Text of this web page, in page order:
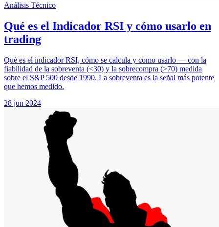
Análisis Técnico
Qué es el Indicador RSI y cómo usarlo en
trading
Qué es el indicador RSI, cómo se calcula y cómo usarlo — con la
fiabilidad de la sobreventa (<30) y la sobrecompra (>70) medida
sobre el S&P 500 desde 1990. La sobreventa es la señal más potente
que hemos medido.
28 jun 2024